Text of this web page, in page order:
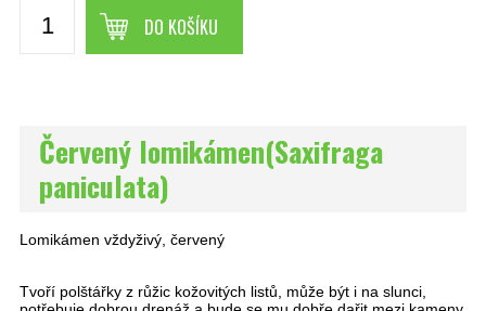
DO KOŠÍKU
Červený lomikámen(Saxifraga
paniculata)
Lomikámen vždyživý, červený
Tvoří polštářky z růžic kožovitých listů, může být i na slunci,